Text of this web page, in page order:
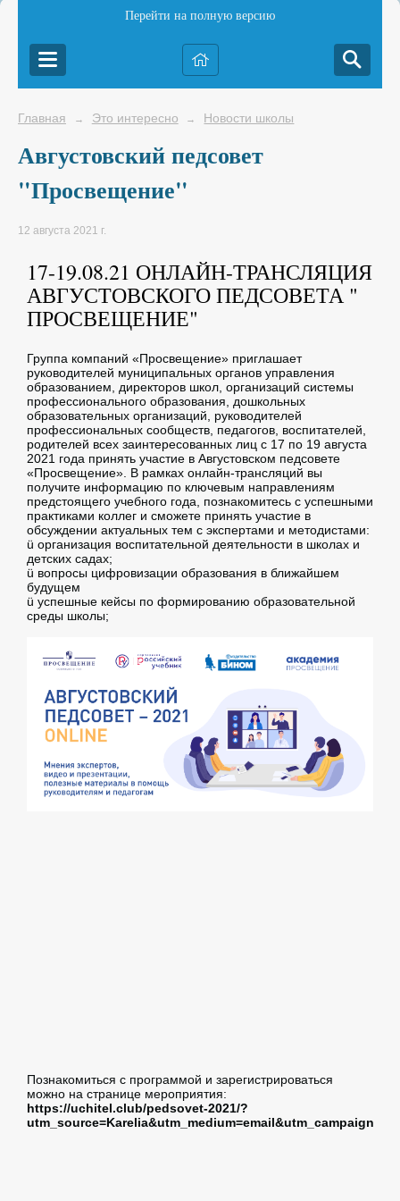
Перейти на полную версию
Главная → Это интересно → Новости школы
Августовский педсовет
"Просвещение"
12 августа 2021 г.
17-19.08.21 ОНЛАЙН-ТРАНСЛЯЦИЯ
АВГУСТОВСКОГО ПЕДСОВЕТА "
ПРОСВЕЩЕНИЕ"
Группа компаний «Просвещение» приглашает
руководителей муниципальных органов управления
образованием, директоров школ, организаций системы
профессионального образования, дошкольных
образовательных организаций, руководителей
профессиональных сообществ, педагогов, воспитателей,
родителей всех заинтересованных лиц с 17 по 19 августа
2021 года принять участие в Августовском педсовете
«Просвещение». В рамках онлайн-трансляций вы
получите информацию по ключевым направлениям
предстоящего учебного года, познакомитесь с успешными
практиками коллег и сможете принять участие в
обсуждении актуальных тем с экспертами и методистами:
ü организация воспитательной деятельности в школах и
детских садах;
ü вопросы цифровизации образования в ближайшем
будущем
ü успешные кейсы по формированию образовательной
среды школы;
Познакомиться с программой и зарегистрироваться
можно на странице мероприятия:
https://uchitel.club/pedsovet-2021/?